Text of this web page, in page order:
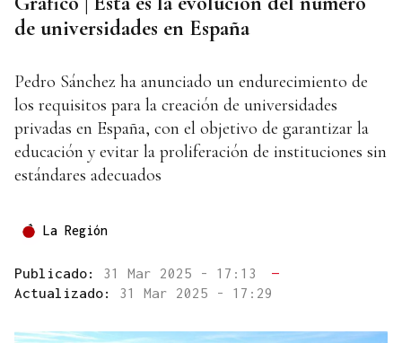
de universidades en España
Pedro Sánchez ha anunciado un endurecimiento de
los requisitos para la creación de universidades
privadas en España, con el objetivo de garantizar la
educación y evitar la proliferación de instituciones sin
estándares adecuados
La Región
Publicado: 31 Mar 2025 - 17:13
—
Actualizado: 31 Mar 2025 - 17:29